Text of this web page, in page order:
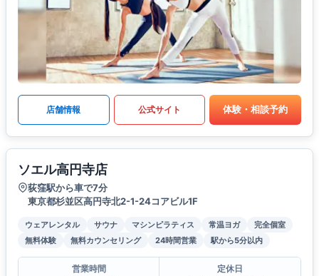
店舗情報 公式サイト 体験・相談予約
ソエル高円寺店
荻窪駅から車で7分
東京都杉並区高円寺北2-1-24コアビル1F
ウェアレンタル サウナ マシンピラティス 常温ヨガ
完全個室
無料体験
無料カウンセリング 24時間営業 駅から5分以内
営業時間
定休日